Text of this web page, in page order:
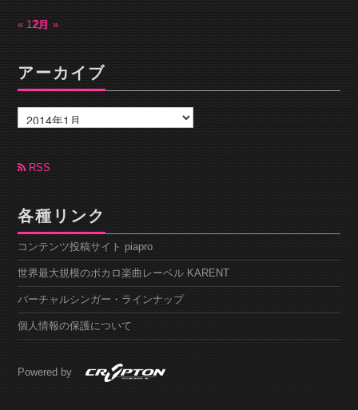
« 12月2月 »
アーカイブ
ー
カ
ブ RSS
各種リンク
コンテンツ投稿サイト piapro
世界最大規模のボカロ楽曲レーベル KARENT
バーチャルシンガー・ラインナップ
個人情報の保護について
Powered by